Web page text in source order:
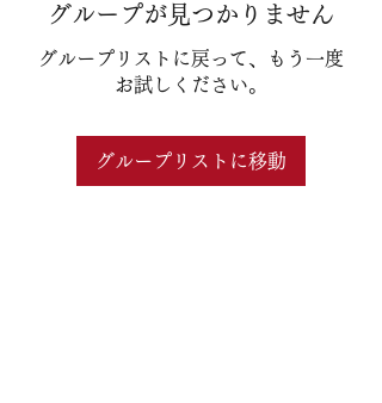
グループが見つかりません
グループリストに戻って、もう一度
お試しください。
グループリストに移動